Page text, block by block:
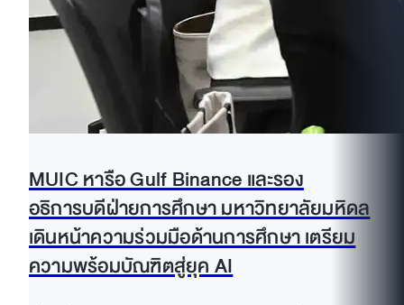
MUIC หารือ Gulf Binance และรอง
อธิการบดีฝ่ายการศึกษา มหาวิทยาลัยมหิดล
เดินหน้าความร่วมมือด้านการศึกษา เตรียม
ความพร้อมบัณฑิตสู่ยุค AI